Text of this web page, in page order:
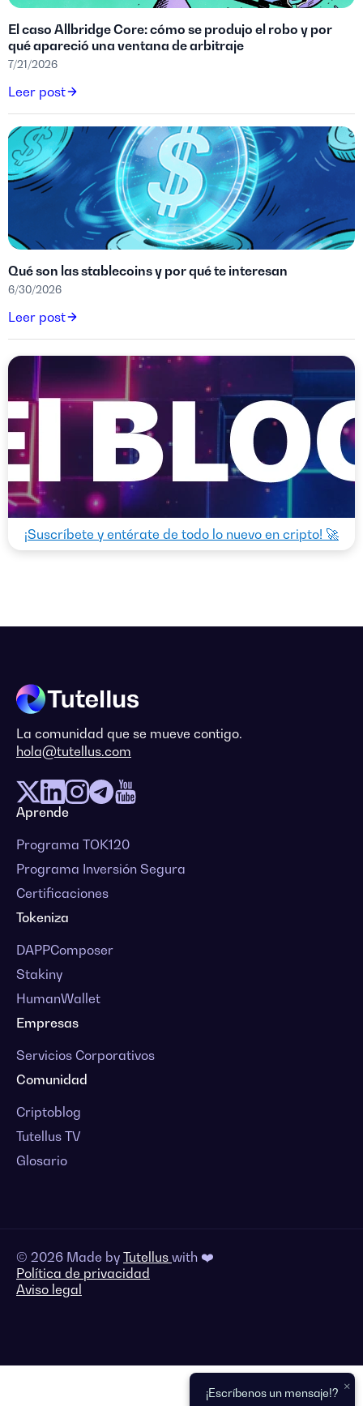
El caso Allbridge Core: cómo se produjo el robo y por
qué apareció una ventana de arbitraje
7/21/2026
Leer post
Qué son las stablecoins y por qué te interesan
6/30/2026
Leer post
¡Suscríbete y entérate de todo lo nuevo en cripto! 🚀
La comunidad que se mueve contigo.
hola@tutellus.com
Aprende
Programa TOK120
Programa Inversión Segura
Certificaciones
Tokeniza
DAPPComposer
Stakiny
HumanWallet
Empresas
Servicios Corporativos
Comunidad
Criptoblog
Tutellus TV
Glosario
© 2026 Made by Tutellus with ❤️
Política de privacidad
Aviso legal
×
¡Escríbenos un mensaje!?